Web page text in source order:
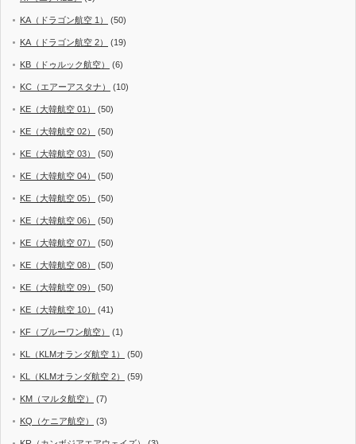
KA（ドラゴン航空 1） (50)
KA（ドラゴン航空 2） (19)
KB（ドゥルック航空） (6)
KC（エアーアスタナ） (10)
KE（大韓航空 01） (50)
KE（大韓航空 02） (50)
KE（大韓航空 03） (50)
KE（大韓航空 04） (50)
KE（大韓航空 05） (50)
KE（大韓航空 06） (50)
KE（大韓航空 07） (50)
KE（大韓航空 08） (50)
KE（大韓航空 09） (50)
KE（大韓航空 10） (41)
KF（ブルーワン航空） (1)
KL（KLMオランダ航空 1） (50)
KL（KLMオランダ航空 2） (59)
KM（マルタ航空） (7)
KQ（ケニア航空） (3)